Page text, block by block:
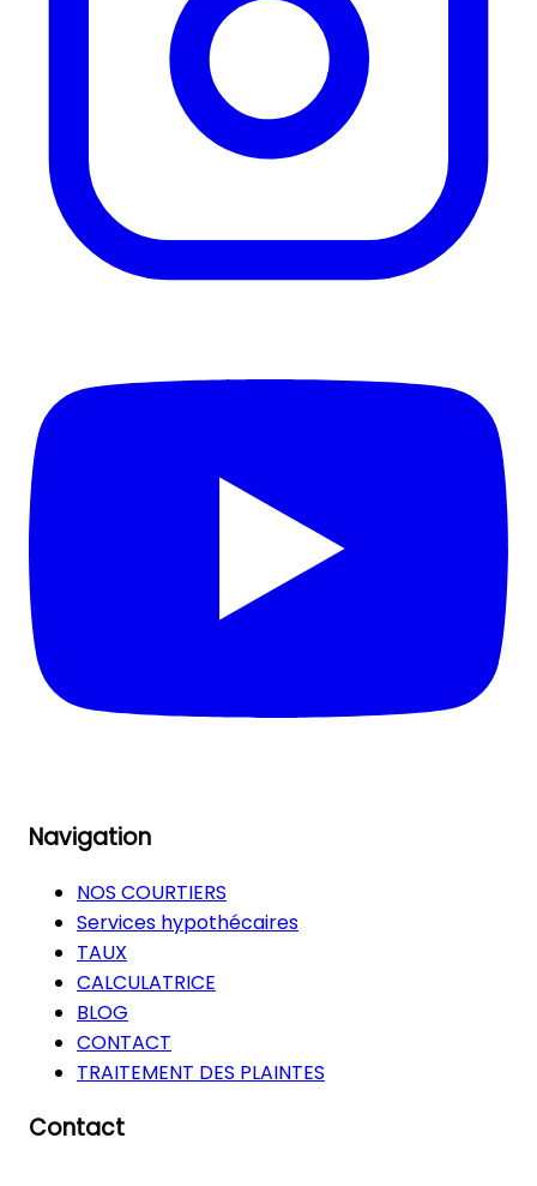
Navigation
NOS COURTIERS
Services hypothécaires
TAUX
CALCULATRICE
BLOG
CONTACT
TRAITEMENT DES PLAINTES
Contact